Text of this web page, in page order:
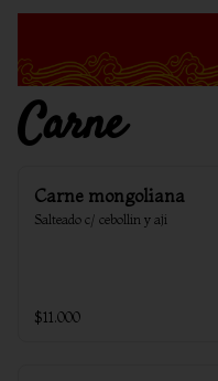
Carne
Carne mongoliana
Salteado c/ cebollin y aji
$11.000